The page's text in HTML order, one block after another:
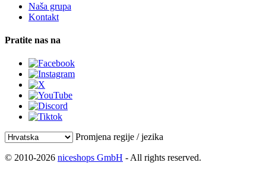
Naša grupa
Kontakt
Pratite nas na
Promjena regije / jezika
© 2010-2026 niceshops GmbH - All rights reserved.